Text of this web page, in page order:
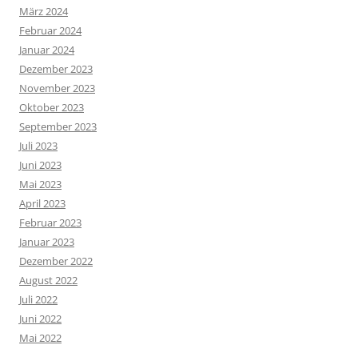
März 2024
Februar 2024
Januar 2024
Dezember 2023
November 2023
Oktober 2023
September 2023
Juli 2023
Juni 2023
Mai 2023
April 2023
Februar 2023
Januar 2023
Dezember 2022
August 2022
Juli 2022
Juni 2022
Mai 2022